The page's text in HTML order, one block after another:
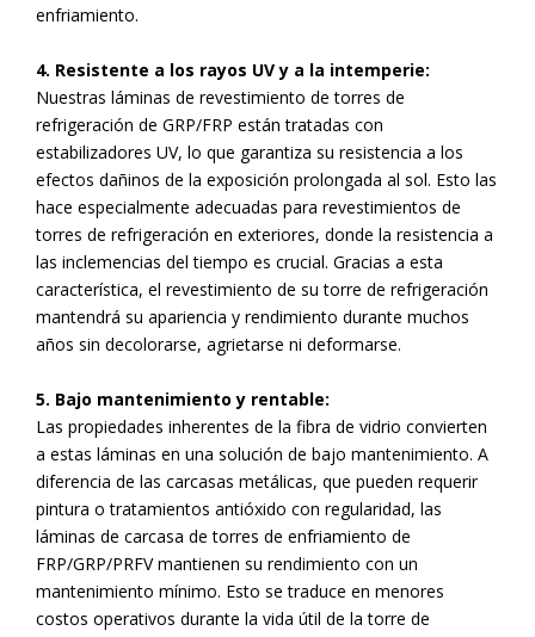
enfriamiento.
4. Resistente a los rayos UV y a la intemperie:
Nuestras láminas de revestimiento de torres de
refrigeración de GRP/FRP están tratadas con
estabilizadores UV, lo que garantiza su resistencia a los
efectos dañinos de la exposición prolongada al sol. Esto las
hace especialmente adecuadas para revestimientos de
torres de refrigeración en exteriores, donde la resistencia a
las inclemencias del tiempo es crucial. Gracias a esta
característica, el revestimiento de su torre de refrigeración
mantendrá su apariencia y rendimiento durante muchos
años sin decolorarse, agrietarse ni deformarse.
5. Bajo mantenimiento y rentable:
Las propiedades inherentes de la fibra de vidrio convierten
a estas láminas en una solución de bajo mantenimiento. A
diferencia de las carcasas metálicas, que pueden requerir
pintura o tratamientos antióxido con regularidad, las
láminas de carcasa de torres de enfriamiento de
FRP/GRP/PRFV mantienen su rendimiento con un
mantenimiento mínimo. Esto se traduce en menores
costos operativos durante la vida útil de la torre de